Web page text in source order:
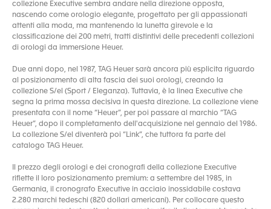
collezione Executive sembra andare nella direzione opposta,
nascendo come orologio elegante, progettato per gli appassionati
attenti alla moda, ma mantenendo la lunetta girevole e la
classificazione dei 200 metri, tratti distintivi delle precedenti collezioni
di orologi da immersione Heuer.
Due anni dopo, nel 1987, TAG Heuer sarà ancora più esplicita riguardo
al posizionamento di alta fascia dei suoi orologi, creando la
collezione S/el (Sport / Eleganza). Tuttavia, è la linea Executive che
segna la prima mossa decisiva in questa direzione. La collezione viene
presentata con il nome “Heuer”, per poi passare al marchio “TAG
Heuer”, dopo il completamento dell'acquisizione nel gennaio del 1986.
La collezione S/el diventerà poi “Link”, che tuttora fa parte del
catalogo TAG Heuer.
Il prezzo degli orologi e dei cronografi della collezione Executive
riflette il loro posizionamento premium: a settembre del 1985, in
Germania, il cronografo Executive in acciaio inossidabile costava
2.280 marchi tedeschi (820 dollari americani). Per collocare questo